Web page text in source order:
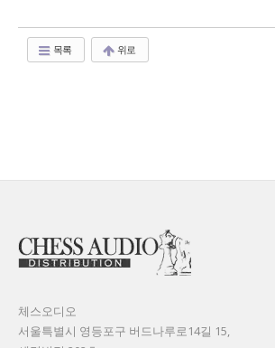
목록 위로
체스오디오
서울특별시 영등포구 버드나루로14길 15,